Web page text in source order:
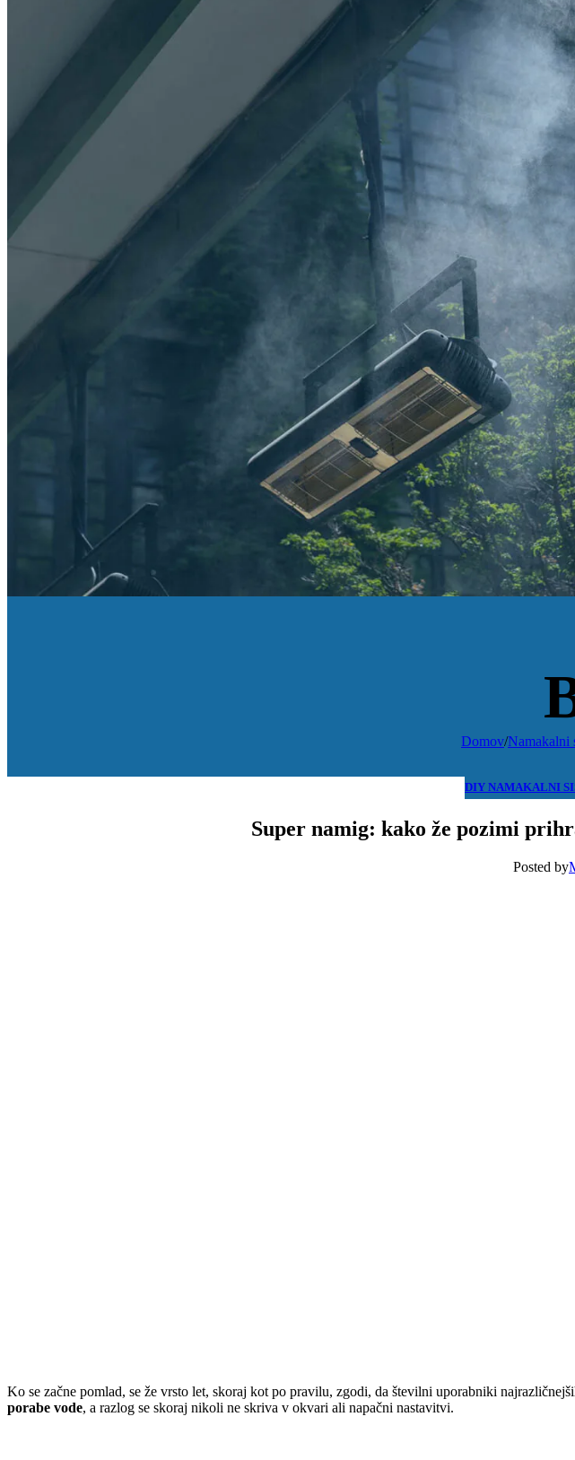
Domov/Namakalni
DIY NAMAKALNI
Super namig: kako že pozimi
Posted by
Ko se začne pomlad, se že vrsto let, skoraj kot po pravilu, zgodi, da številni uporabniki
porabe vode, a razlog se skoraj nikoli ne skriva v okvari ali napačni nastavitvi.